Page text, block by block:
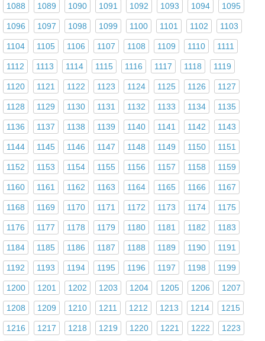
1088 1089 1090 1091 1092 1093 1094 1095
1096 1097 1098 1099 1100 1101 1102 1103
1104 1105 1106 1107 1108 1109 1110 1111
1112 1113 1114 1115 1116 1117 1118 1119
1120 1121 1122 1123 1124 1125 1126 1127
1128 1129 1130 1131 1132 1133 1134 1135
1136 1137 1138 1139 1140 1141 1142 1143
1144 1145 1146 1147 1148 1149 1150 1151
1152 1153 1154 1155 1156 1157 1158 1159
1160 1161 1162 1163 1164 1165 1166 1167
1168 1169 1170 1171 1172 1173 1174 1175
1176 1177 1178 1179 1180 1181 1182 1183
1184 1185 1186 1187 1188 1189 1190 1191
1192 1193 1194 1195 1196 1197 1198 1199
1200 1201 1202 1203 1204 1205 1206 1207
1208 1209 1210 1211 1212 1213 1214 1215
1216 1217 1218 1219 1220 1221 1222 1223